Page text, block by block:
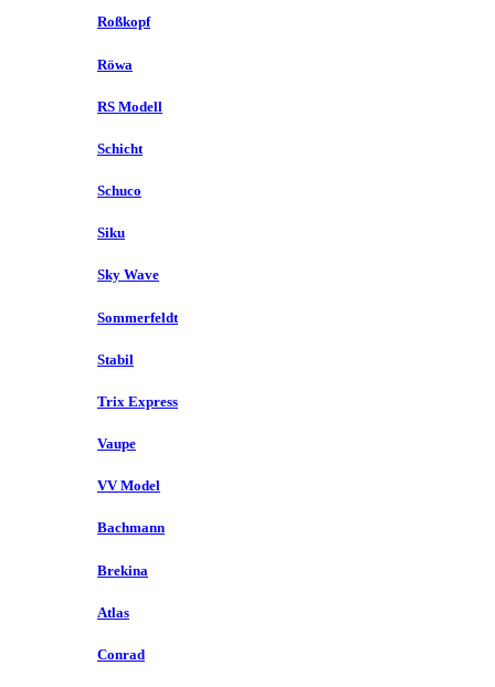
Roßkopf
Röwa
RS Modell
Schicht
Schuco
Siku
Sky Wave
Sommerfeldt
Stabil
Trix Express
Vaupe
VV Model
Bachmann
Brekina
Atlas
Conrad